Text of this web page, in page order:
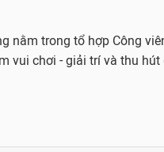
nằm trong tổ hợp Công
vui chơi - giải trí và thu